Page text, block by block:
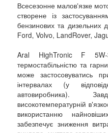
Всесезонне малов'язке
створене із
бензинових та дизельних
Ford, Volvo, LandRover,
Aral HighTronic F 5W-
термостабільністю та
може застосовуватись
інтервалах (у
автовиробника).
високотемпературній
використанню
забезпечує зниження